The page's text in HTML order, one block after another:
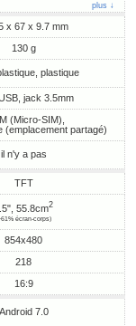
plus ↓
x 67 x 9.7 mm
130 g
plastique
jack 3.5mm
(Micro-SIM),
(emplacement partagé)
il n'y a pas
TFT
55.8cm2
écran-corps)
854x480
218
16:9
Android 7.0